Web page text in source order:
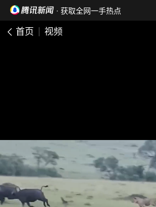
· 获取全网一手热点
首页 视频